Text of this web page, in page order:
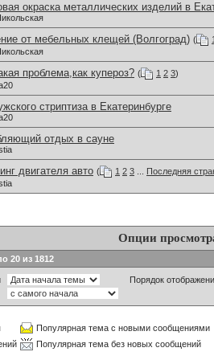
окраска металлических изделий в
от мебельных клещей (Волгоград) (
проблема,как купероз? ( 1 2 3)
стриптиза в Екатеринбурге
отдых в сауне
двигателя авто ( 1 2 3
Последняя
Опции
20 из 1812
Порядок
Популярная тема с новыми сообщениями
Популярная тема без новых сообщений